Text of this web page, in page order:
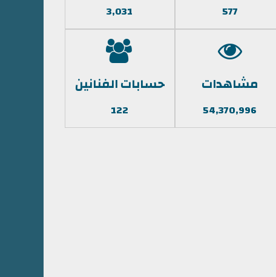
577
3,031
مشاهدات
54,370,996
حسابات الفنانين
122